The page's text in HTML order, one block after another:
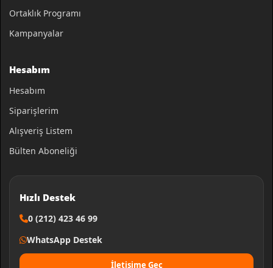
Ortaklık Programı
Kampanyalar
Hesabım
Hesabım
Siparişlerim
Alışveriş Listem
Bülten Aboneliği
Hızlı Destek
0 (212) 423 46 99
WhatsApp Destek
İletişime Geç